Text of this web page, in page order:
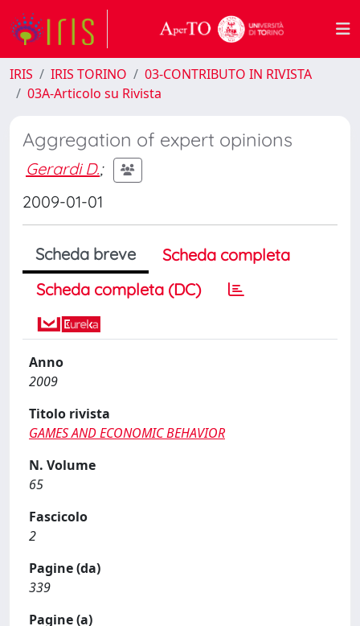
IRIS IRIS TORINO
03-CONTRIBUTO IN RIVISTA
03A-Articolo su Rivista
Aggregation of expert opinions
Gerardi D.;
2009-01-01
Scheda breve
Scheda completa
Scheda completa (DC)
Anno
2009
Titolo rivista
GAMES AND ECONOMIC BEHAVIOR
N. Volume
65
Fascicolo
2
Pagine (da)
339
Pagine (a)